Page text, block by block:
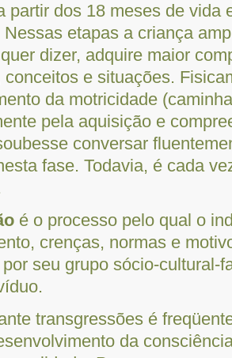
partir dos 18 meses de vida
Nessas etapas a criança
dizer, adquire maior
conceitos e situações.
da motricidade
pela aquisição e
conversar
fase. Todavia, é cada
é o processo pelo qual o
crenças, normas e
seu grupo sócio-cultural-
transgressões é
da